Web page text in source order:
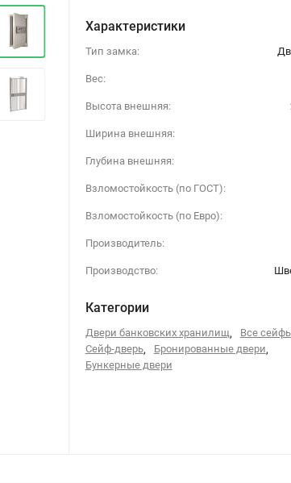
Характеристики
Тип замка:
Вес:
Высота внешняя:
Ширина внешняя:
Глубина внешняя:
Взломостойкость (по ГОСТ):
Взломостойкость (по Евро):
Производитель:
Производство:
Категории
Двери банковских хранилищ, Все
Сейф-дверь, Бронированные двери,
Бункерные двери